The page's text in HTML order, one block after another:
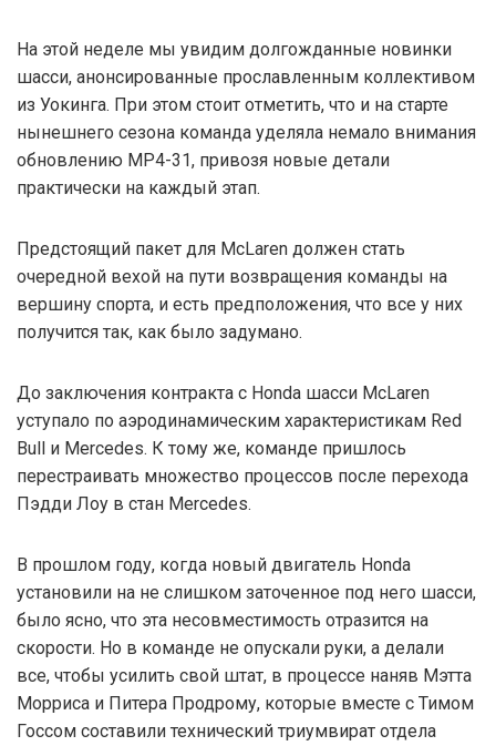
На этой неделе мы увидим долгожданные новинки
шасси, анонсированные прославленным коллективом
из Уокинга. При этом стоит отметить, что и на старте
нынешнего сезона команда уделяла немало внимания
обновлению MP4-31, привозя новые детали
практически на каждый этап.
Предстоящий пакет для McLaren должен стать
очередной вехой на пути возвращения команды на
вершину спорта, и есть предположения, что все у них
получится так, как было задумано.
До заключения контракта с Honda шасси McLaren
уступало по аэродинамическим характеристикам Red
Bull и Mercedes. К тому же, команде пришлось
перестраивать множество процессов после перехода
Пэдди Лоу в стан Mercedes.
В прошлом году, когда новый двигатель Honda
установили на не слишком заточенное под него шасси,
было ясно, что эта несовместимость отразится на
скорости. Но в команде не опускали руки, а делали
все, чтобы усилить свой штат, в процессе наняв Мэтта
Морриса и Питера Продрому, которые вместе с Тимом
Госсом составили технический триумвират отдела